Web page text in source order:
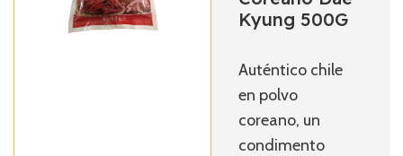
Kyung 500G
Auténtico chile
en polvo
coreano, un
condimento